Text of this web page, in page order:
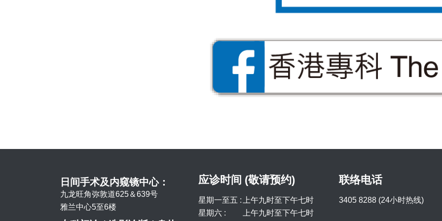
日间手术及内窥镜中心：
九龙旺角弥敦道625＆639号
雅兰中心5至6楼
应诊时间 (敬请预约)
星期一至五 :
上午九时至下午七时
星期六 :
上午九时至下午七时
联络电话
3405 8288 (24小时热线)